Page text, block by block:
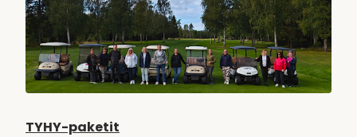
TYHY-paketit